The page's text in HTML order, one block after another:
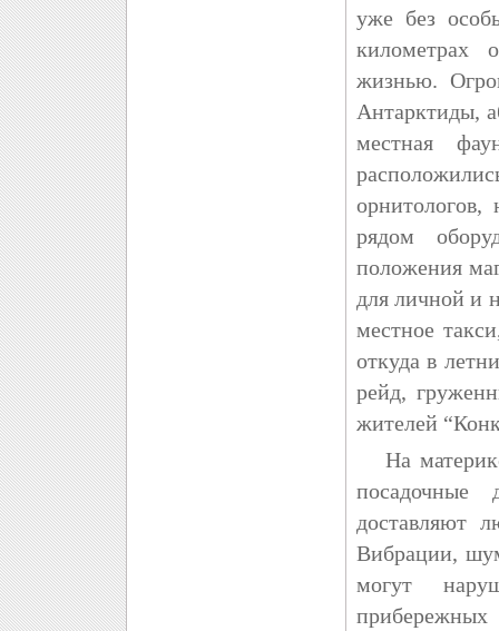
уже без
километрах
жизнью.
Антарктиды,
местная
рядом
положения
для личной и
местное
откуда в
рейд,
жителей
На
посадочные
доставляют
Вибрации,
могут